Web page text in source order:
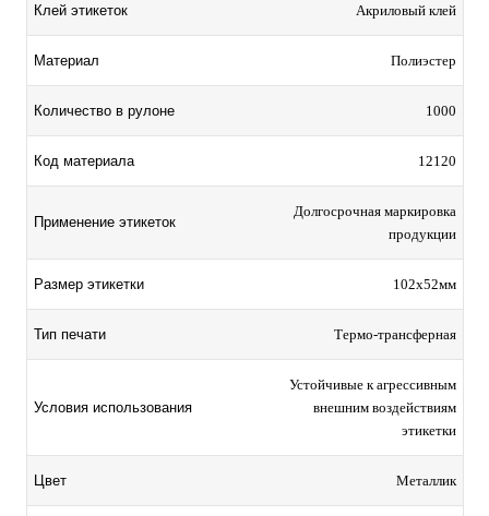
Клей этикеток Акриловый клей
Материал Полиэстер
Количество в рулоне 1000
Код материала 12120
Применение этикеток
Долгосрочная маркировка
продукции
Размер этикетки 102х52мм
Тип печати Термо-трансферная
Условия использования
Устойчивые к агрессивным
внешним воздействиям
этикетки
Цвет Металлик